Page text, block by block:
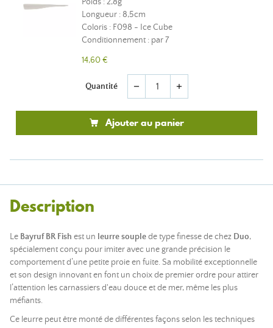
Longueur : 8,5cm
Coloris : F098 - Ice Cube
Conditionnement : par 7
14,60 €
Quantité remove add
Ajouter au panier
Description
Le Bayruf BR Fish est un leurre souplede type finesse de chez Duo,
spécialement conçu pour imiter avec une grande précision le
comportement d’une petite proie en fuite. Sa mobilité exceptionnelle
et son design innovant en font un choix de premier ordre pour attirer
l’attention les carnassiers d'eau douce et de mer, même les plus
méfiants.
Ce leurre peut être monté de différentes façons selon les techniques